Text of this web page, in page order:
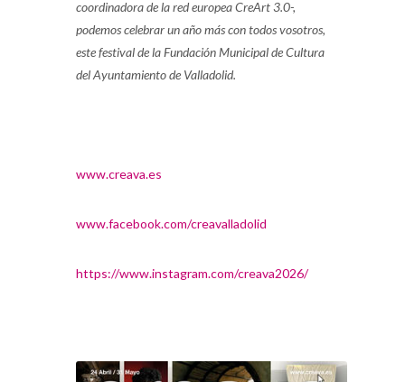
coordinadora de la red europea CreArt 3.0-,
podemos celebrar un año más con todos vosotros,
este festival de la Fundación Municipal de Cultura
del Ayuntamiento de Valladolid.
www.creava.es
www.facebook.com/creavalladolid
https://www.instagram.com/creava2026/